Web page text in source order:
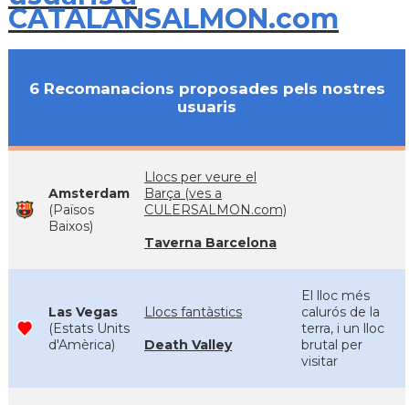
CATALANSALMON.com
6 Recomanacions proposades pels nostres
usuaris
Amsterdam
(Països
Baixos)
Llocs per veure el
Barça (ves a
CULERSALMON.com)
Taverna Barcelona
Las Vegas
(Estats Units
d'Amèrica)
Llocs fantàstics
Death Valley
El lloc més
calurós de la
terra, i un lloc
brutal per
visitar